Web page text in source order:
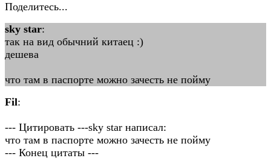
Поделитесь...
sky star:
так на вид обычний китаец :)
дешева
что там в паспорте можно зачесть не пойму
Fil:
--- Цитировать ---sky star написал:
что там в паспорте можно зачесть не пойму
--- Конец цитаты ---